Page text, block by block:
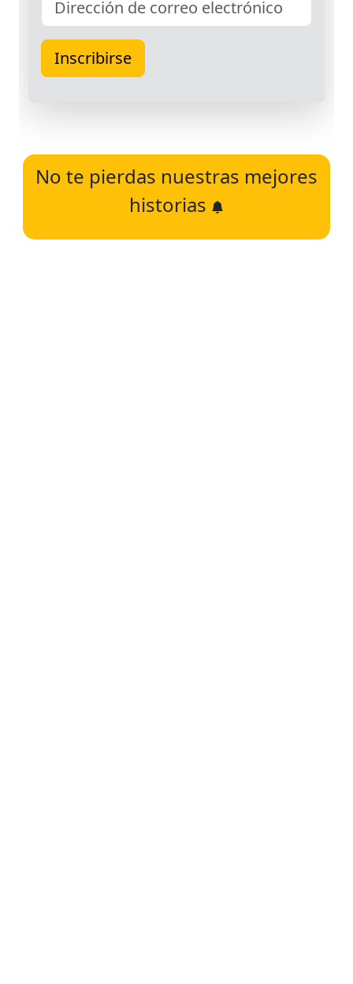
No te pierdas nuestras mejores
historias